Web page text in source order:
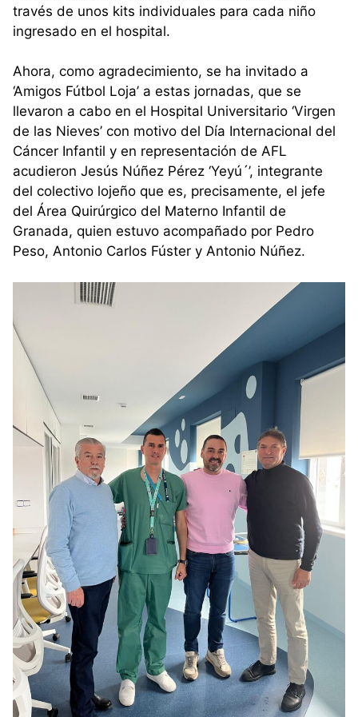
través de unos kits individuales para cada niño
ingresado en el hospital.
Ahora, como agradecimiento, se ha invitado a
‘Amigos Fútbol Loja’ a estas jornadas, que se
llevaron a cabo en el Hospital Universitario ‘Virgen
de las Nieves’ con motivo del Día Internacional del
Cáncer Infantil y en representación de AFL
acudieron Jesús Núñez Pérez ‘Yeyú´’, integrante
del colectivo lojeño que es, precisamente, el jefe
del Área Quirúrgico del Materno Infantil de
Granada, quien estuvo acompañado por Pedro
Peso, Antonio Carlos Fúster y Antonio Núñez.